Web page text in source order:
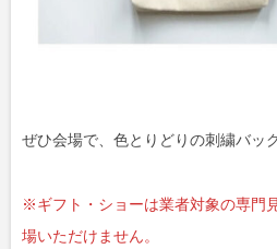
ぜひ会場で、色とりどりの刺繍バッ
※ギフト・ショーは業者対象の専門
場いただけません。